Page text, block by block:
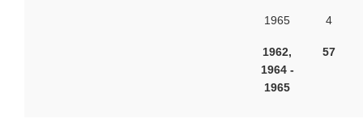
1965
1962,
1964 -
1965
4
57